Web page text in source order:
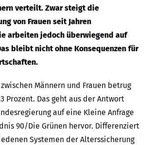
verteilt. Zwar steigt die
von Frauen seit Jahren
arbeiten jedoch überwiegend auf
bleibt nicht ohne Konsequenzen für
Männern und Frauen betrug
Prozent. Das geht aus der Antwort
auf eine Kleine Anfrage
90/Die Grünen hervor. Differenziert
Systemen der Alterssicherung